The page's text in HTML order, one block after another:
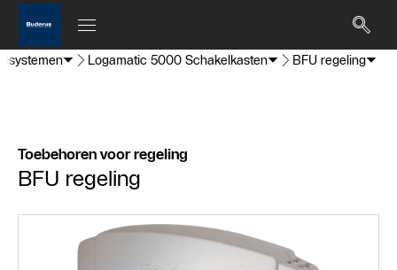
Logamatic 5000 Schakelkasten BFU regeling
Toebehoren voor regeling
BFU regeling